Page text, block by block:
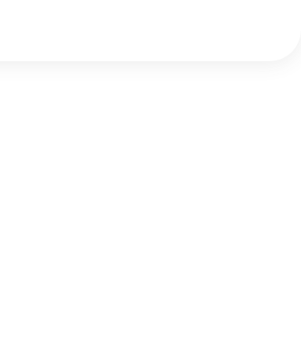
！しつけへの活用法も紹介